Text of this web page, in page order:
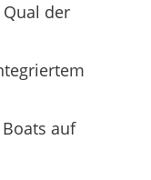
der
auf